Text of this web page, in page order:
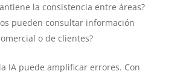
la consistencia entre áreas?
pueden consultar información
o de clientes?
IA puede amplificar errores. Con